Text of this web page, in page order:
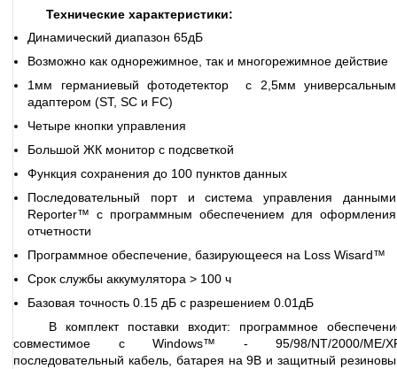
Технические характеристики:
Динамический диапазон 65дБ
Возможно как однорежимное, так и многорежимное действие
1мм германиевый фотодетектор с 2,5мм универсальным
адаптером (SТ, SC и FC)
Четыре кнопки управления
Большой ЖК монитор с подсветкой
Функция сохранения до 100 пунктов данных
Последовательный порт и система управления данными
Reporter™ с программным обеспечением для оформления
отчетности
Программное обеспечение, базирующееся на Loss Wisard™
Срок службы аккумулятора > 100 ч
Базовая точность 0.15 дБ с разрешением 0.01дБ
В комплект поставки входит: программное
совместимое с Windows™ - 95/98/NT/2000/ME/
последовательный кабель, батарея на 9В и защитный